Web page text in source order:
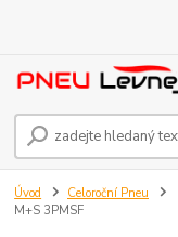
Úvod Celoroční Pneu
M+S 3PMSF